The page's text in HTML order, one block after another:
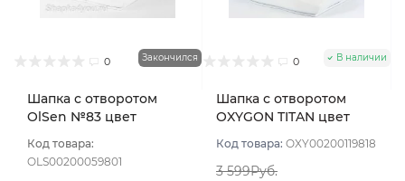
0 Закончился
Шапка с отворотом
OlSen №83 цвет
Код товара:
OLS00200059801
0 В наличии
Шапка с отворотом
OXYGON TITAN цвет
Код товара: OXY00200119818
3 599Руб.